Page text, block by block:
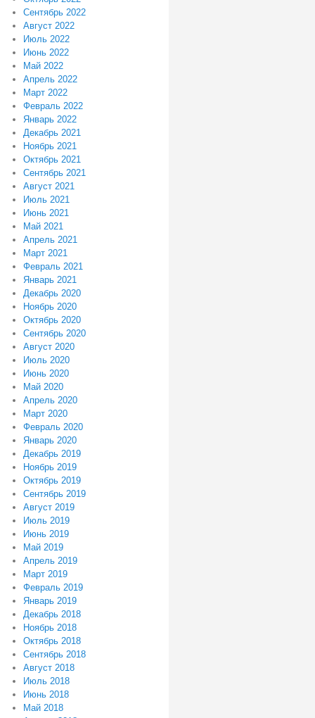
Сентябрь 2022
Август 2022
Июль 2022
Июнь 2022
Май 2022
Апрель 2022
Март 2022
Февраль 2022
Январь 2022
Декабрь 2021
Ноябрь 2021
Октябрь 2021
Сентябрь 2021
Август 2021
Июль 2021
Июнь 2021
Май 2021
Апрель 2021
Март 2021
Февраль 2021
Январь 2021
Декабрь 2020
Ноябрь 2020
Октябрь 2020
Сентябрь 2020
Август 2020
Июль 2020
Июнь 2020
Май 2020
Апрель 2020
Март 2020
Февраль 2020
Январь 2020
Декабрь 2019
Ноябрь 2019
Октябрь 2019
Сентябрь 2019
Август 2019
Июль 2019
Июнь 2019
Май 2019
Апрель 2019
Март 2019
Февраль 2019
Январь 2019
Декабрь 2018
Ноябрь 2018
Октябрь 2018
Сентябрь 2018
Август 2018
Июль 2018
Июнь 2018
Май 2018